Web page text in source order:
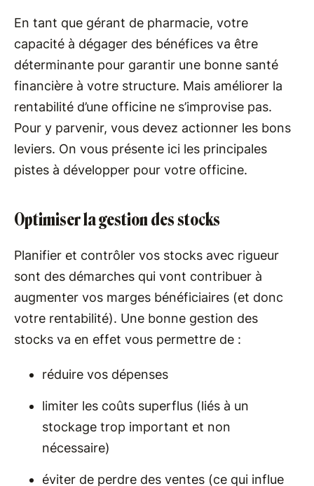
En tant que gérant de pharmacie, votre
capacité à dégager des bénéfices va être
déterminante pour garantir une bonne santé
financière à votre structure. Mais améliorer la
rentabilité d’une officine ne s’improvise pas.
Pour y parvenir, vous devez actionner les bons
leviers. On vous présente ici les principales
pistes à développer pour votre officine.
Optimiser la gestion des stocks
Planifier et contrôler vos stocks avec rigueur
sont des démarches qui vont contribuer à
augmenter vos marges bénéficiaires (et donc
votre rentabilité). Une bonne gestion des
stocks va en effet vous permettre de :
réduire vos dépenses
limiter les coûts superflus (liés à un
stockage trop important et non
nécessaire)
éviter de perdre des ventes (ce qui influe